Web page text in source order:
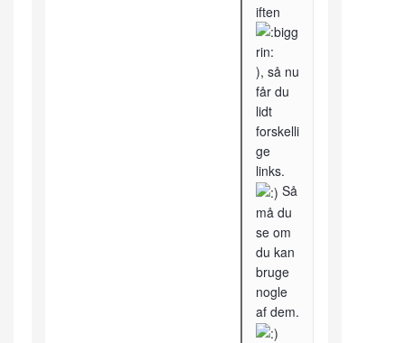
iften
), så nu
får du
lidt
forskelli
ge
links.
Så
må du
se om
du kan
bruge
nogle
af dem.